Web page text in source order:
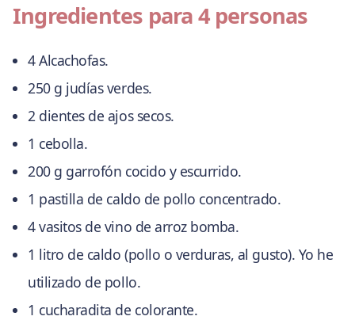
Ingredientes para 4 personas
4 Alcachofas.
250 g judías verdes.
2 dientes de ajos secos.
1 cebolla.
200 g garrofón cocido y escurrido.
1 pastilla de caldo de pollo concentrado.
4 vasitos de vino de arroz bomba.
1 litro de caldo (pollo o verduras, al gusto). Yo he
utilizado de pollo.
1 cucharadita de colorante.